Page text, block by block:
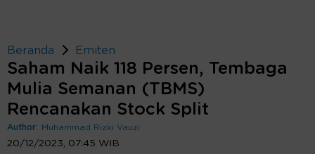
Beranda Emiten
Saham Naik 118 Persen, Tembaga
Mulia Semanan (TBMS)
Rencanakan Stock Split
Author: Muhammad Rizki Vauzi
20/12/2023, 07:45 WIB